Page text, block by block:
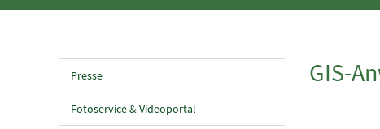
Presse
Fotoservice & Videoportal
GIS-